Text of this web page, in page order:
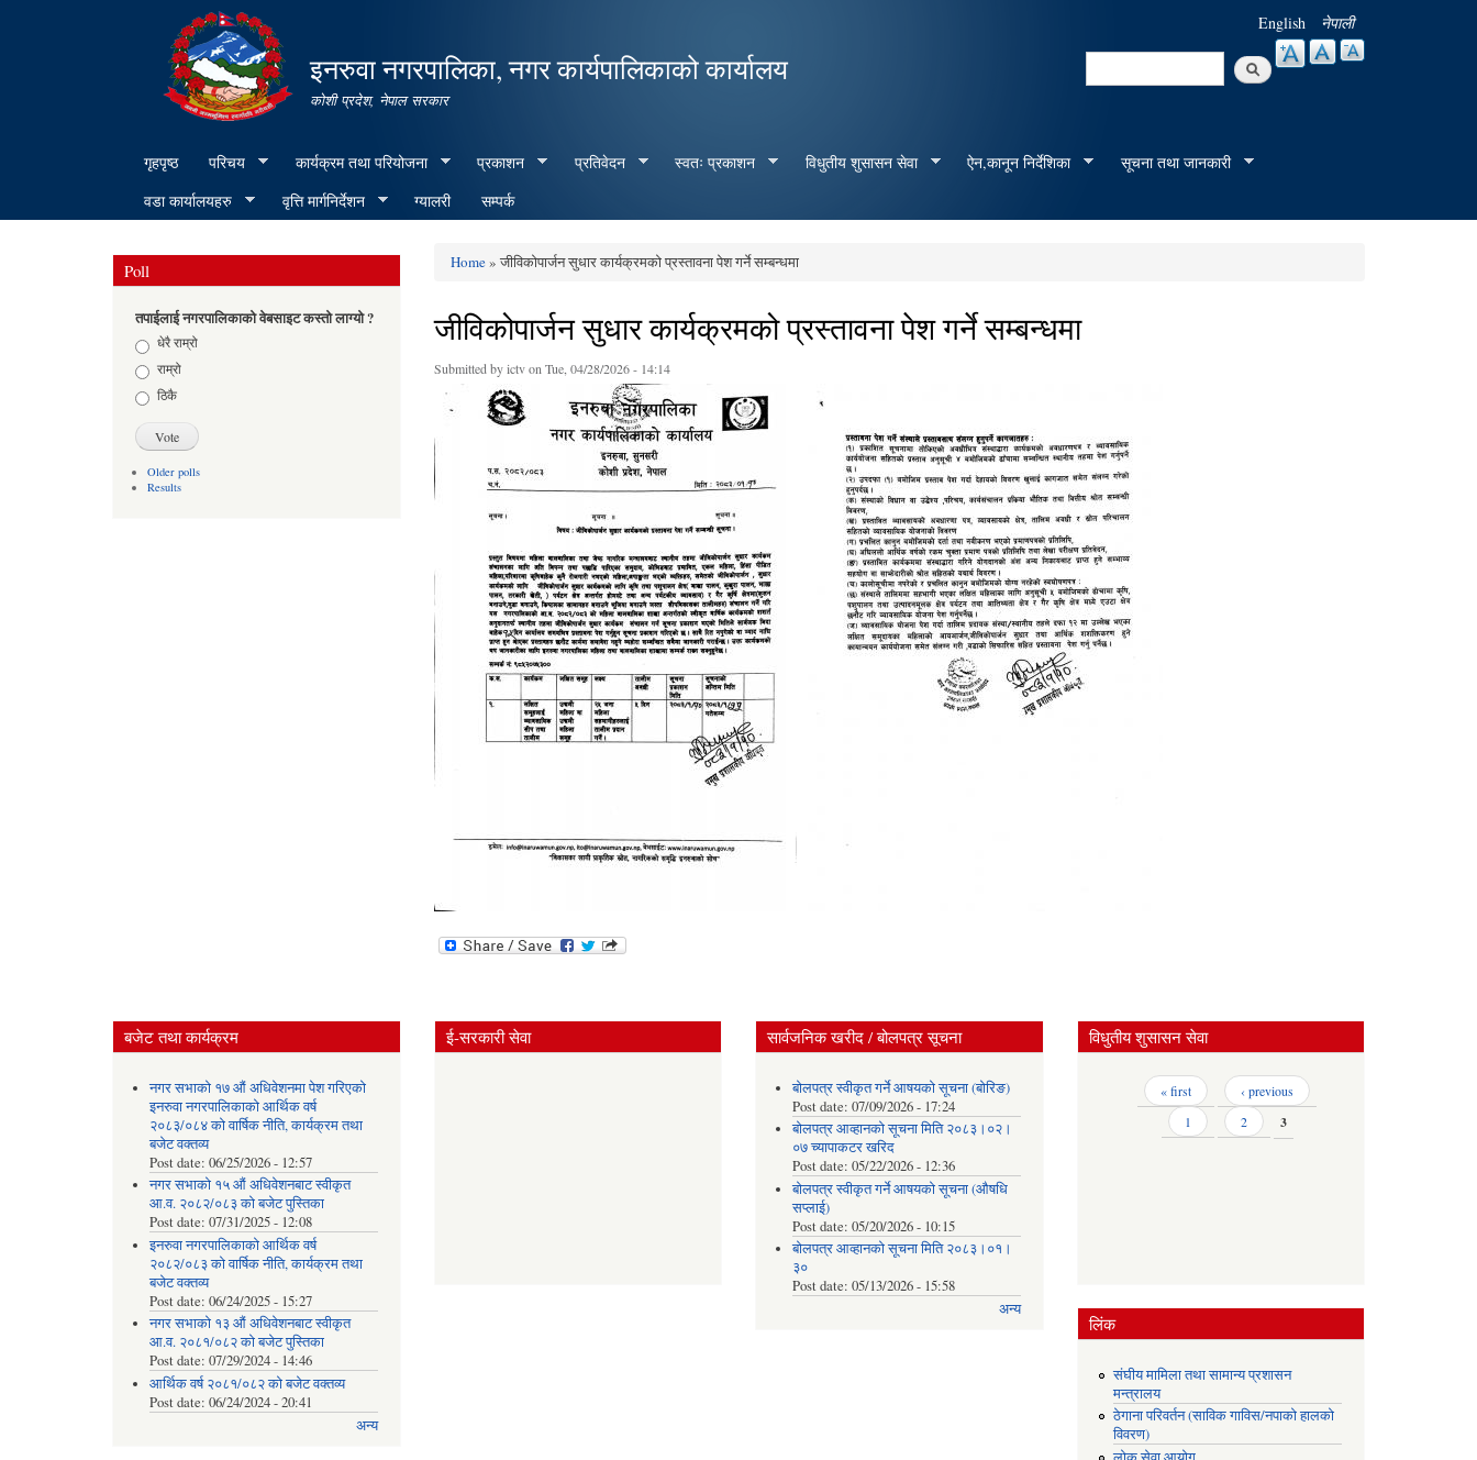
content
इनरुवा नगरपालिका, नगर कार्यपालिकाको कार्यालय
कोशी प्रदेश, नेपाल सरकार
English नेपाली
Search
गृहपृष्ठ परिचय कार्यक्रम तथा परियोजना प्रकाशन प्रतिवेदन स्वतः प्रकाशन विधुतीय शुसासन सेवा ऐन,कानून निर्देशिका
सूचना तथा जानकारी
वडा कार्यालयहरु
वृत्ति मार्गनिर्देशन ग्यालरी सम्पर्क
Poll
तपाईलाई नगरपालिकाको वेबसाइट कस्तो लाग्यो ?
Choicesधेरै राम्रो
राम्रो
ठिकै
Older polls
Results
Home» जीविकोपार्जन सुधार कार्यक्रमको प्रस्तावना पेश गर्ने सम्बन्धमा
जीविकोपार्जन सुधार कार्यक्रमको प्रस्तावना पेश गर्ने सम्बन्धमा
Submitted byictvon Tue, 04/28/2026 - 14:14
बजेट तथा कार्यक्रम
नगर सभाको १७ औं अधिवेशनमा पेश गरिएको
इनरुवा नगरपालिकाको आर्थिक वर्ष
२०८३/०८४ को वार्षिक नीति, कार्यक्रम तथा
बजेट वक्तव्य
Post date: 06/25/2026 - 12:57
नगर सभाको १५ औं अधिवेशनबाट स्वीकृत
आ.व. २०८२/०८३ को बजेट पुस्तिका
Post date: 07/31/2025 - 12:08
इनरुवा नगरपालिकाको आर्थिक वर्ष
२०८२/०८३ को वार्षिक नीति, कार्यक्रम तथा
बजेट वक्तव्य
Post date: 06/24/2025 - 15:27
नगर सभाको १३ औं अधिवेशनबाट स्वीकृत
आ.व. २०८१/०८२ को बजेट पुस्तिका
Post date: 07/29/2024 - 14:46
आर्थिक वर्ष २०८१/०८२ को बजेट वक्तव्य
Post date: 06/24/2024 - 20:41
अन्य
ई-सरकारी सेवा सार्वजनिक खरीद / बोलपत्र सूचना
बोलपत्र स्वीकृत गर्ने आषयको सूचना (बोरिङ)
Post date: 07/09/2026 - 17:24
बोलपत्र आव्हानको सूचना मिति २०८३।०२।
०७ च्यापाकटर खरिद
Post date: 05/22/2026 - 12:36
बोलपत्र स्वीकृत गर्ने आषयको सूचना (औषधि
सप्लाई)
Post date: 05/20/2026 - 10:15
बोलपत्र आव्हानको सूचना मिति २०८३।०१।
३०
Post date: 05/13/2026 - 15:58
अन्य
विधुतीय शुसासन सेवा
Pages « first
‹ previous
1
2 3
लिंक
संघीय मामिला तथा सामान्य प्रशासन
मन्त्रालय
ठेगाना परिवर्तन (साविक गाविस/नपाको हालको
विवरण)